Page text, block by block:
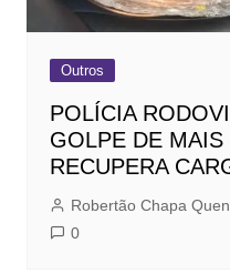
Outros
POLÍCIA
GOLPE DE
RECUPERA
Robertão Chapa
0